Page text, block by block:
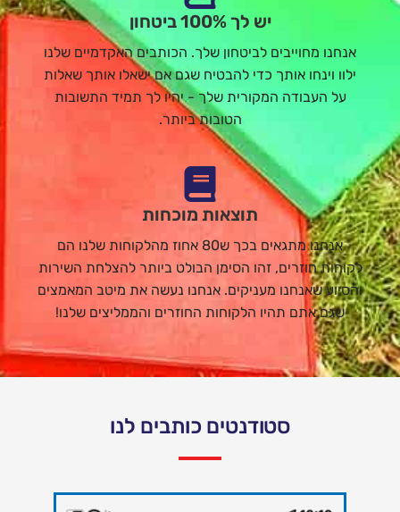
יש לך 100% ביטחון
אנחנו מחוייבים לביטחון שלך. הכותבים האקדמיים שלנו
ילוו וינחו אותך כדי להבטיח שגם אם ישאלו אותך שאלות
על העבודה המקורית שלך - יהיו לך תמיד התשובות
הטובות ביותר.
תוצאות מוכחות
אנחנו מתגאים בכך ש80 אחוז מהלקוחות שלנו הם
לקוחות חוזרים, זהו הסימן הבולט ביותר להצלחת השירות
והסיוע שאנחנו מעניקים. אנחנו נעשה את מיטב המאמצים
שגם אתם תהיו הלקוחות החוזרים והממליצים שלנו!
סטודנטים כותבים לנו